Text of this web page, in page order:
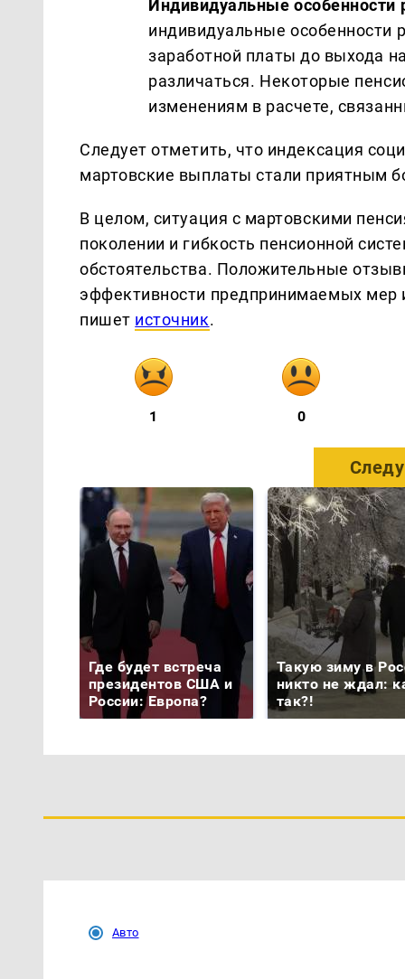
Индивидуальные особенности
индивидуальные особенности
заработной платы до выхода
различаться. Некоторые
изменениям в расчете,
Следует отметить, что индексация
мартовские выплаты стали приятным
В целом, ситуация с мартовскими
поколении и гибкость пенсионной
обстоятельства. Положительные
эффективности предпринимаемых мер
пишет источник.
1 0
Где будет встреча
президентов США и
России: Европа?
Такую зиму в
никто не ждал:
так?!
Авто